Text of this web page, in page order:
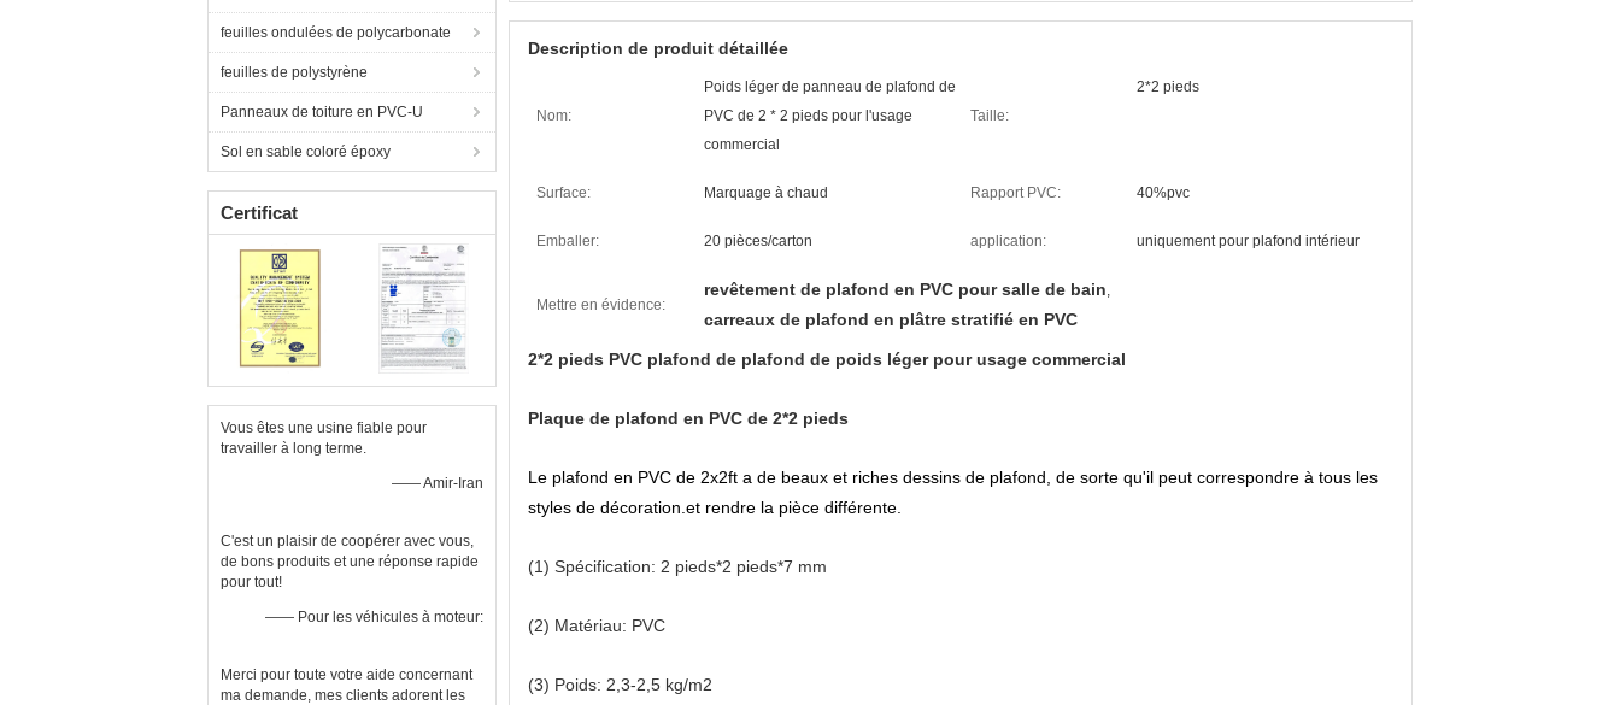
feuilles ondulées de polycarbonate
feuilles de polystyrène
Panneaux de toiture en PVC-U
Sol en sable coloré époxy
Certificat
Vous êtes une usine fiable pour
travailler à long terme.
—— Amir-Iran
C'est un plaisir de coopérer avec vous,
de bons produits et une réponse rapide
pour tout!
—— Pour les véhicules à moteur:
Merci pour toute votre aide concernant
ma demande, mes clients adorent les
Description de produit détaillée
Nom:
Poids léger de panneau de plafond de
PVC de 2 * 2 pieds pour l'usage
commercial
Taille:
2*2 pieds
Surface: Marquage à chaud Rapport PVC: 40%pvc
Emballer: 20 pièces/carton application: uniquement pour plafond intérieur
Mettre en évidence:
revêtement de plafond en PVC pour salle de bain,
carreaux de plafond en plâtre stratifié en PVC
2*2 pieds PVC plafond de plafond de poids léger pour usage commercial
Plaque de plafond en PVC de 2*2 pieds
Le plafond en PVC de 2x2ft a de beaux et riches dessins de plafond, de sorte qu'il peut correspondre à tous les
styles de décoration.et rendre la pièce différente.
(1) Spécification: 2 pieds*2 pieds*7 mm
(2) Matériau: PVC
(3) Poids: 2,3-2,5 kg/m2